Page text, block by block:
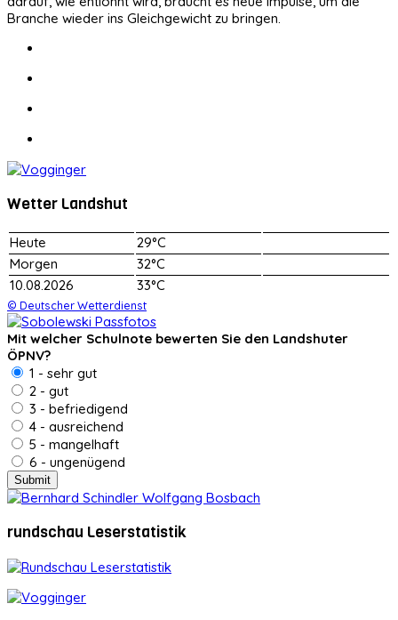
Branche wieder ins Gleichgewicht zu bringen.
Wetter Landshut
Heute
29°C
Morgen
32°C
10.08.2026
33°C
© Deutscher Wetterdienst
Mit welcher Schulnote bewerten Sie den Landshuter
ÖPNV?
1 - sehr gut
2 - gut
3 - befriedigend
4 - ausreichend
5 - mangelhaft
6 - ungenügend
rundschau Leserstatistik